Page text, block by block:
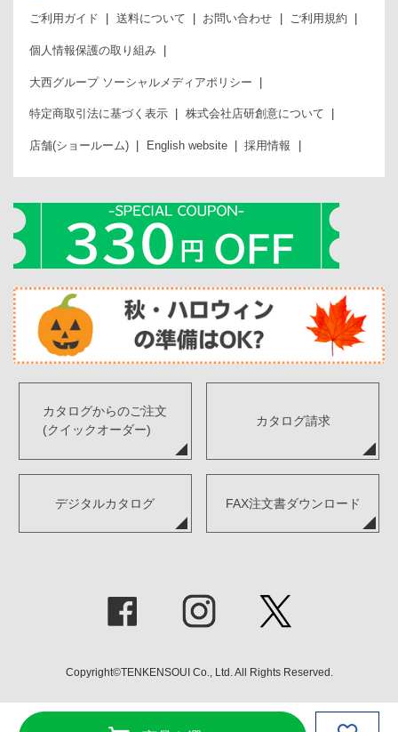
ご利用ガイド 送料について お問い合わせ ご利用規約
個人情報保護の取り組み
大西グループ ソーシャルメディアポリシー
特定商取引法に基づく表示 株式会社店研創意について
店舗(ショールーム) English website 採用情報
カタログからのご注文
(クイックオーダー)
カタログ請求
デジタルカタログ FAX注文書ダウンロード
Copyright©TENKENSOUI Co., Ltd. All Rights Reserved.